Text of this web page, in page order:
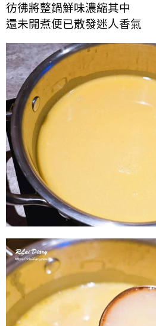
彷彿將整鍋鮮味濃縮其中
還未開煮便已散發迷人香氣